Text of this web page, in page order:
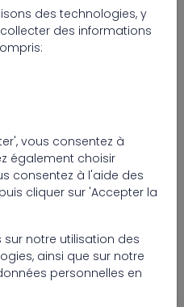
filte à sable PP
PP topmount
1 1/2")
PP topmount
filte à sable PP
(valve 2")
des technologies, y
des informations
vous consentez à
également choisir
consentez à l'aide des
cliquer sur 'Accepter la
notre utilisation des
ainsi que sur notre
personnelles en